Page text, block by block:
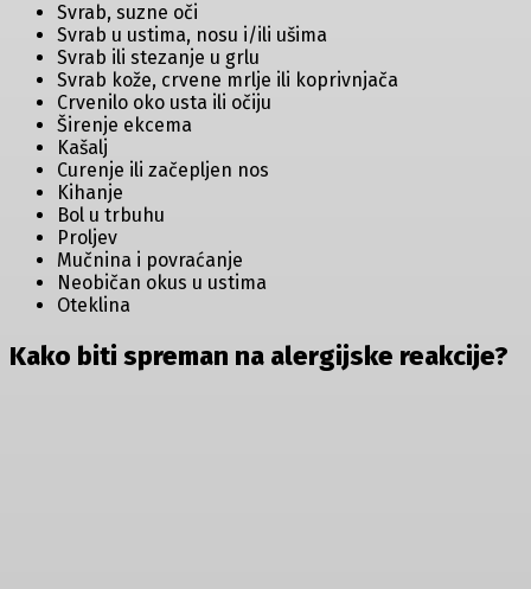
Svrab, suzne oči
Svrab u ustima, nosu i/ili ušima
Svrab ili stezanje u grlu
Svrab kože, crvene mrlje ili koprivnjača
Crvenilo oko usta ili očiju
Širenje ekcema
Kašalj
Curenje ili začepljen nos
Kihanje
Bol u trbuhu
Proljev
Mučnina i povraćanje
Neobičan okus u ustima
Oteklina
Kako biti spreman na alergijske reakcije?